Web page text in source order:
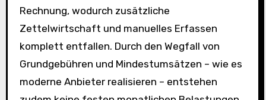
Rechnung, wodurch zusätzliche
Zettelwirtschaft und manuelles Erfassen
komplett entfallen. Durch den Wegfall von
Grundgebühren und Mindestumsätzen – wie es
moderne Anbieter realisieren – entstehen